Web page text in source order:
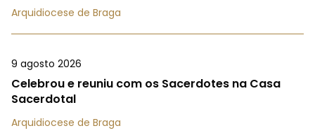
Arquidiocese de Braga
9 agosto 2026
Celebrou e reuniu com os Sacerdotes na Casa
Sacerdotal
Arquidiocese de Braga